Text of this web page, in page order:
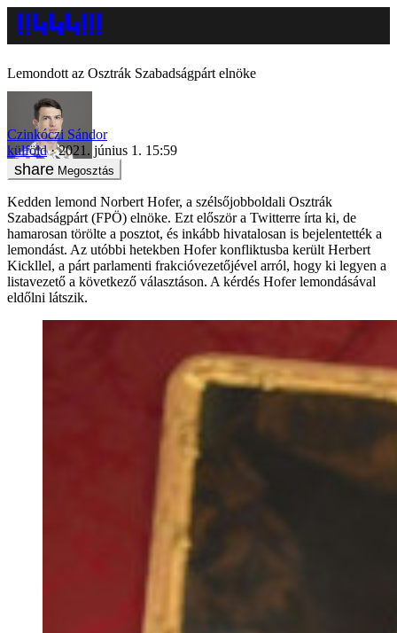
Lemondott az Osztrák Szabadságpárt elnöke
Czinkóczi Sándor
külföld
2021. június 1. 15:59
Megosztás
Kedden lemond Norbert Hofer, a szélsőjobboldali Osztrák
Szabadságpárt (FPÖ) elnöke. Ezt először a Twitterre írta ki, de
hamarosan törölte a posztot, és inkább hivatalosan is bejelentették a
lemondást. Az utóbbi hetekben Hofer konfliktusba került Herbert
Kickllel, a párt parlamenti frakcióvezetőjével arról, hogy ki legyen a
listavezető a következő választáson. A kérdés Hofer lemondásával
eldőlni látszik.